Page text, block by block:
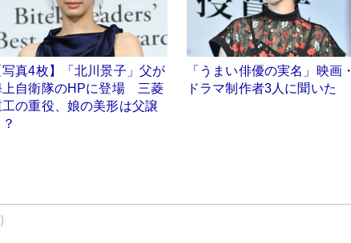
写真4枚】「北川景子」父が
上自衛隊のHPに登場 三菱
工の重役、娘の美形は父譲
「うまい俳優の実名」映画・
ドラマ制作者3人に聞いた